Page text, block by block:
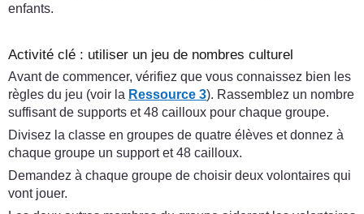
enfants.
Activité clé : utiliser un jeu de nombres culturel
Avant de commencer, vérifiez que vous connaissez bien les
règles du jeu (voir la Ressource 3). Rassemblez un nombre
suffisant de supports et 48 cailloux pour chaque groupe.
Divisez la classe en groupes de quatre élèves et donnez à
chaque groupe un support et 48 cailloux.
Demandez à chaque groupe de choisir deux volontaires qui
vont jouer.